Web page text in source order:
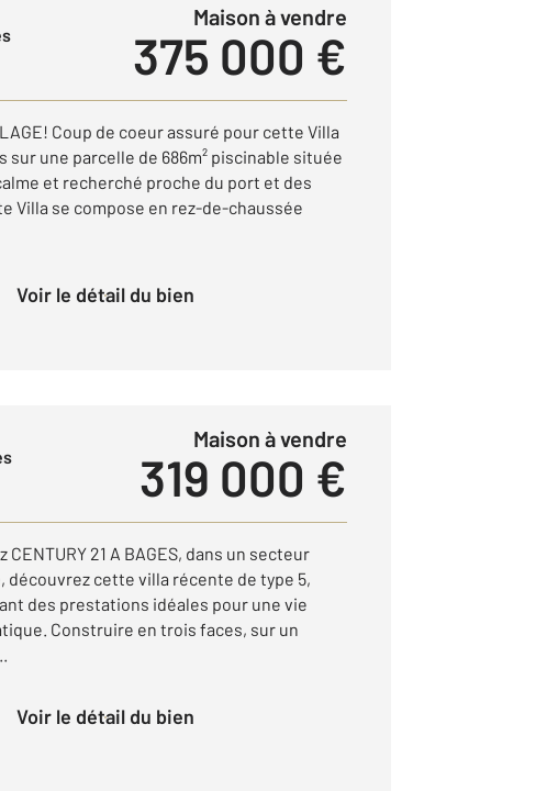
Maison à vendre
375 000 €
Coup de coeur assuré pour cette Villa
sur une parcelle de 686m² piscinable située
et recherché proche du port et des
Villa se compose en rez-de-chaussée
Voir le détail du bien
Maison à vendre
319 000 €
CENTURY 21 A BAGES, dans un secteur
découvrez cette villa récente de type 5,
des prestations idéales pour une vie
Construire en trois faces, sur un
Voir le détail du bien